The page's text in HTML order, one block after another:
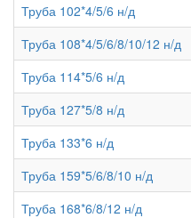
Труба 102*4/5/6 н/д
Труба 108*4/5/6/8/10/12 н/д
Труба 114*5/6 н/д
Труба 127*5/8 н/д
Труба 133*6 н/д
Труба 159*5/6/8/10 н/д
Труба 168*6/8/12 н/д